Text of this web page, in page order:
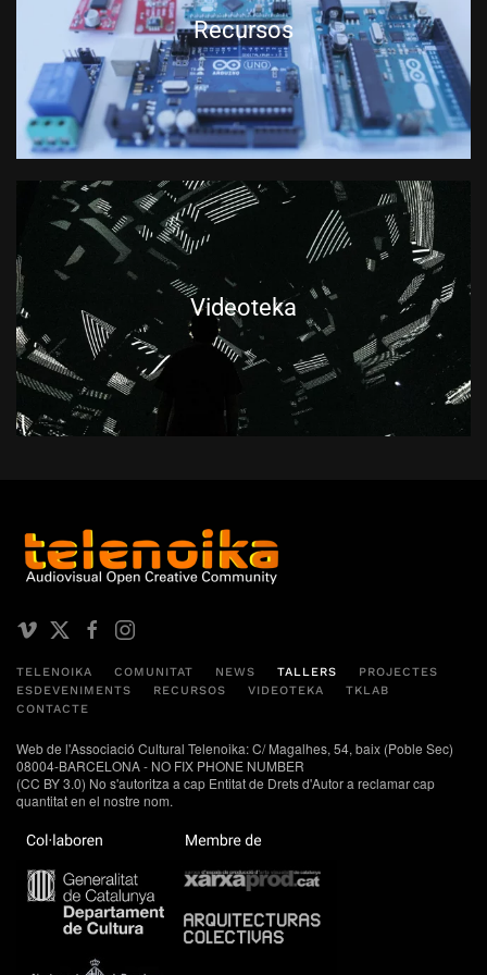
Recursos
Videoteka
TELENOIKA COMUNITAT NEWS TALLERS
PROJECTES
ESDEVENIMENTS
RECURSOS VIDEOTEKA
TKLAB
CONTACTE
Web de l'Associació Cultural Telenoika: C/ Magalhes, 54, baix (Poble Sec)
08004-BARCELONA - NO FIX PHONE NUMBER
(CC BY 3.0) No s'autoritza a cap Entitat de Drets d'Autor a reclamar cap
quantitat en el nostre nom.